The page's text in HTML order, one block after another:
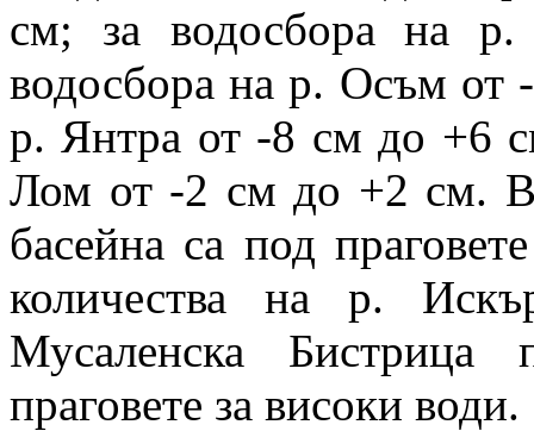
см; за водосбора на
водосбора на р. Осъм от
р. Янтра от -8 см до +6
Лом от -2 см до +2 см.
басейна са под
количества на р.
Мусаленска
праговете за високи води.